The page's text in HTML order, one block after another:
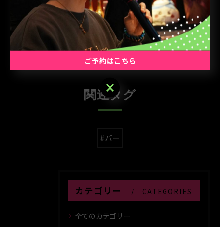
関連タグ
#バー
カテゴリー CATEGORIES
全てのカテゴリー
ご予約はこちら
ご予約はこちら